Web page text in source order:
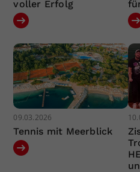
voller Erfolg
09.03.2026
Tennis mit Meerblick